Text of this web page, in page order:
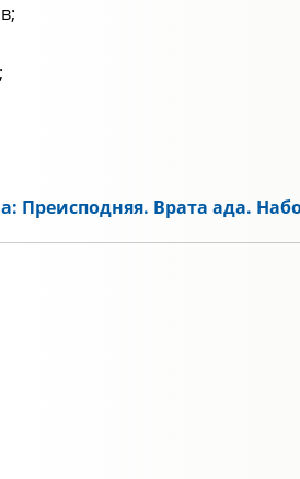
Преисподняя. Врата ада.